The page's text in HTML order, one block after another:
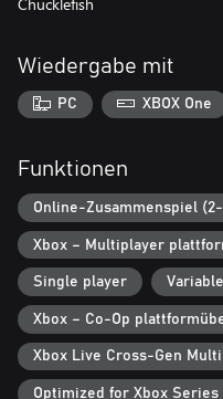
Wiedergabe mit
PC XBOX One
Funktionen
Online-Zusammenspiel
Xbox – Multiplayer
Single player
Xbox – Co-Op
Xbox Live Cross-Gen
Optimized for Xbox Series